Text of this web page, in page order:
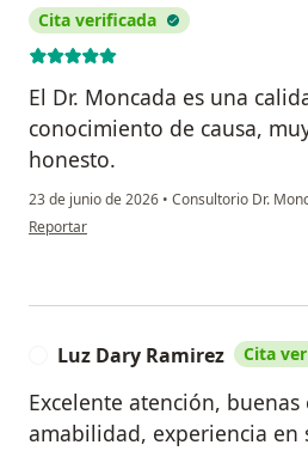
Cita verificada
El Dr. Moncada es una
conocimiento de causa,
honesto.
23 de junio de 2026 • Consultorio Dr.
en opinión del usuario Francisco Leon
Reportar
Luz Dary Ramirez Cita
Excelente atención, buenas
amabilidad, experiencia en